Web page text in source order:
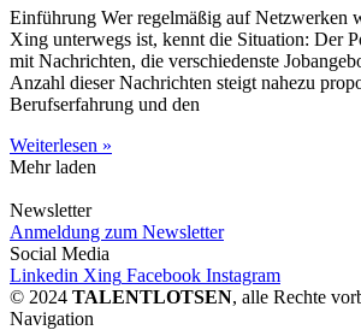
Einführung Wer regelmäßig auf Netzwerken
Xing unterwegs ist, kennt die Situation: Der
mit Nachrichten, die verschiedenste
Anzahl dieser Nachrichten steigt nahezu
Berufserfahrung und den
Weiterlesen »
Mehr laden
Newsletter
Anmeldung zum Newsletter
Social Media
Linkedin Xing Facebook Instagram
© 2024 TALENTLOTSEN, alle Rechte
Navigation